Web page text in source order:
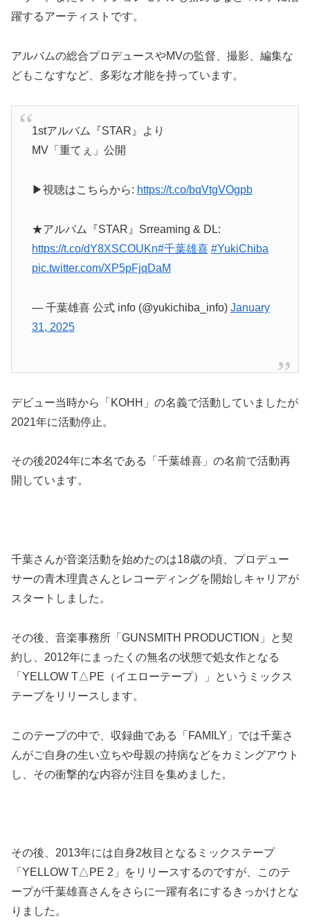
躍するアーティストです。
アルバムの総合プロデュースやMVの監督、撮影、編集な
どもこなすなど、多彩な才能を持っています。
1stアルバム『STAR』より
MV「重てぇ」公開
▶︎視聴はこちらから: https://t.co/bqVtgVOgpb
★アルバム『STAR』Srreaming & DL:
https://t.co/dY8XSCOUKn#千葉雄喜 #YukiChiba
pic.twitter.com/XP5pFjqDaM
— 千葉雄喜 公式 info (@yukichiba_info) January
31, 2025
デビュー当時から「KOHH」の名義で活動していましたが
2021年に活動停止。
その後2024年に本名である「千葉雄喜」の名前で活動再
開しています。
千葉さんが音楽活動を始めたのは18歳の頃、プロデュー
サーの青木理貴さんとレコーディングを開始しキャリアが
スタートしました。
その後、音楽事務所「GUNSMITH PRODUCTION」と契
約し、2012年にまったくの無名の状態で処女作となる
「YELLOW T△PE（イエローテープ）」というミックス
テープをリリースします。
このテープの中で、収録曲である「FAMILY」では千葉さ
んがご自身の生い立ちや母親の持病などをカミングアウト
し、その衝撃的な内容が注目を集めました。
その後、2013年には自身2枚目となるミックステープ
「YELLOW T△PE 2」をリリースするのですが、このテ
ープが千葉雄喜さんをさらに一躍有名にするきっかけとな
りました。